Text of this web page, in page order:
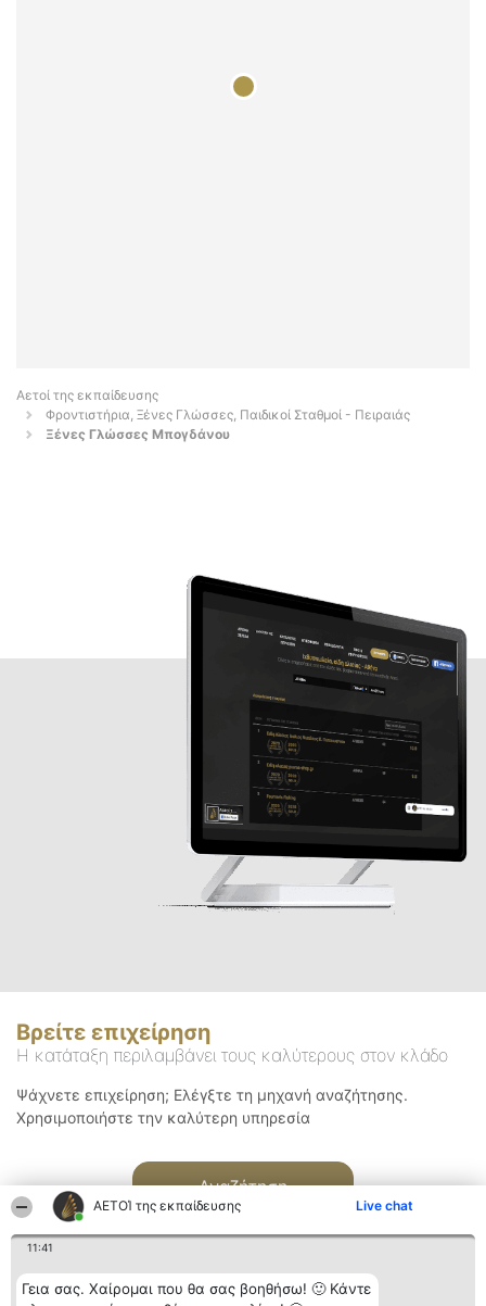
ΑΕΤΟΊ της εκπαίδευσης Live chat
11:41
Γεια σας. Χαίρομαι που θα σας βοηθήσω! 🙂 Κάντε
Αετοί της εκπαίδευσης
Φροντιστήρια, Ξένες Γλώσσες, Παιδικοί Σταθμοί - Πειραιάς
Ξένες Γλώσσες Μπογδάνου
Βρείτε επιχείρηση
Η κατάταξη περιλαμβάνει τους καλύτερους στον κλάδο
Ψάχνετε επιχείρηση; Ελέγξτε τη μηχανή αναζήτησης.
Χρησιμοποιήστε την καλύτερη υπηρεσία
Αναζήτηση